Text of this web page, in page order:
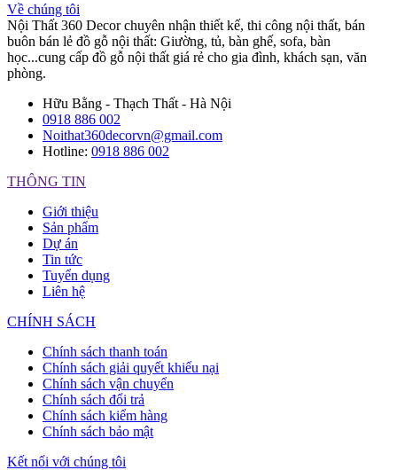
Về chúng tôi
Nội Thất 360 Decor chuyên nhận thiết kế, thi công nội thất, bán
buôn bán lẻ đồ gỗ nội thất: Giường, tủ, bàn ghế, sofa, bàn
học...cung cấp đồ gỗ nội thất giá rẻ cho gia đình, khách sạn, văn
phòng.
Hữu Bằng - Thạch Thất - Hà Nội
0918 886 002
Noithat360decorvn@gmail.com
Hotline: 0918 886 002
THÔNG TIN
Giới thiệu
Sản phẩm
Dự án
Tin tức
Tuyển dụng
Liên hệ
CHÍNH SÁCH
Chính sách thanh toán
Chính sách giải quyết khiếu nại
Chính sách vận chuyển
Chính sách đổi trả
Chính sách kiểm hàng
Chính sách bảo mật
Kết nối với chúng tôi